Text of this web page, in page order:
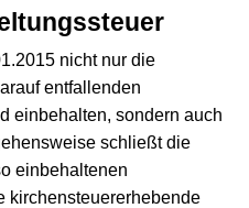
nicht nur die
entfallenden
einbehalten, sondern auch
schließt die
einbehaltenen
kirchensteuererhebende